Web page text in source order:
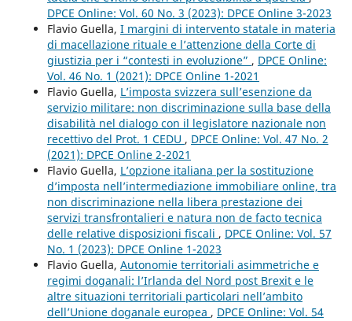
DPCE Online: Vol. 60 No. 3 (2023): DPCE Online 3-2023
Flavio Guella, I margini di intervento statale in materia
di macellazione rituale e l’attenzione della Corte di
giustizia per i “contesti in evoluzione” , DPCE Online:
Vol. 46 No. 1 (2021): DPCE Online 1-2021
Flavio Guella, L’imposta svizzera sull’esenzione da
servizio militare: non discriminazione sulla base della
disabilità nel dialogo con il legislatore nazionale non
recettivo del Prot. 1 CEDU , DPCE Online: Vol. 47 No. 2
(2021): DPCE Online 2-2021
Flavio Guella, L’opzione italiana per la sostituzione
d’imposta nell’intermediazione immobiliare online, tra
non discriminazione nella libera prestazione dei
servizi transfrontalieri e natura non de facto tecnica
delle relative disposizioni fiscali , DPCE Online: Vol. 57
No. 1 (2023): DPCE Online 1-2023
Flavio Guella, Autonomie territoriali asimmetriche e
regimi doganali: l’Irlanda del Nord post Brexit e le
altre situazioni territoriali particolari nell’ambito
dell’Unione doganale europea , DPCE Online: Vol. 54